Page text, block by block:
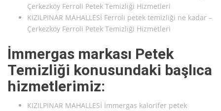
Çerkezköy Ferroli Petek Temizliği Hizmetleri
KIZILPINAR MAHALLESİ Ferroli petek temizliği ne kadar –
Çerkezköy Ferroli Petek Temizliği Hizmetleri
İmmergas markası Petek
Temizliği konusundaki başlıca
hizmetlerimiz:
KIZILPINAR MAHALLESİ İmmergas kalorifer petek